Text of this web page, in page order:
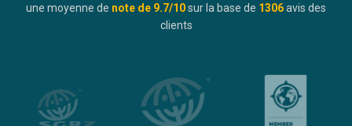
une moyenne de note de 9.7/10sur la base de 1306avis des
clients